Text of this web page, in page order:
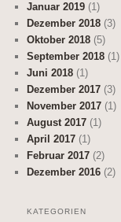
Januar 2019 (1)
Dezember 2018 (3)
Oktober 2018 (5)
September 2018 (1)
Juni 2018 (1)
Dezember 2017 (3)
November 2017 (1)
August 2017 (1)
April 2017 (1)
Februar 2017 (2)
Dezember 2016 (2)
KATEGORIEN